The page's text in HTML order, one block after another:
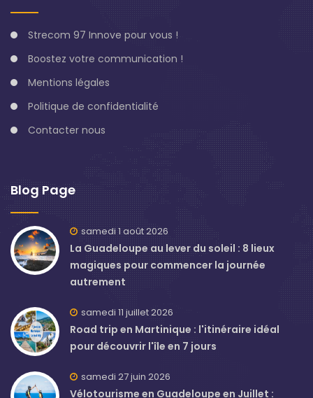
Strecom 97 Innove pour vous !
Boostez votre communication !
Mentions légales
Politique de confidentialité
Contacter nous
Blog Page
samedi 1 août 2026
La Guadeloupe au lever du soleil : 8 lieux
magiques pour commencer la journée
autrement
samedi 11 juillet 2026
Road trip en Martinique : l'itinéraire idéal
pour découvrir l'île en 7 jours
samedi 27 juin 2026
Vélotourisme en Guadeloupe en Juillet :